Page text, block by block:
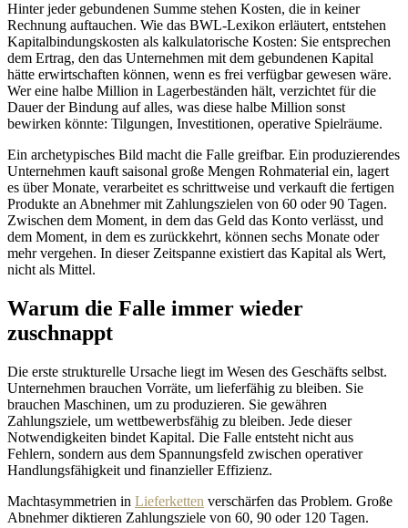
Hinter jeder gebundenen Summe stehen Kosten, die in keiner
Rechnung auftauchen. Wie das BWL-Lexikon erläutert, entstehen
Kapitalbindungskosten als kalkulatorische Kosten: Sie entsprechen
dem Ertrag, den das Unternehmen mit dem gebundenen Kapital
hätte erwirtschaften können, wenn es frei verfügbar gewesen wäre.
Wer eine halbe Million in Lagerbeständen hält, verzichtet für die
Dauer der Bindung auf alles, was diese halbe Million sonst
bewirken könnte: Tilgungen, Investitionen, operative Spielräume.
Ein archetypisches Bild macht die Falle greifbar. Ein produzierendes
Unternehmen kauft saisonal große Mengen Rohmaterial ein, lagert
es über Monate, verarbeitet es schrittweise und verkauft die fertigen
Produkte an Abnehmer mit Zahlungszielen von 60 oder 90 Tagen.
Zwischen dem Moment, in dem das Geld das Konto verlässt, und
dem Moment, in dem es zurückkehrt, können sechs Monate oder
mehr vergehen. In dieser Zeitspanne existiert das Kapital als Wert,
nicht als Mittel.
Warum die Falle immer wieder
zuschnappt
Die erste strukturelle Ursache liegt im Wesen des Geschäfts selbst.
Unternehmen brauchen Vorräte, um lieferfähig zu bleiben. Sie
brauchen Maschinen, um zu produzieren. Sie gewähren
Zahlungsziele, um wettbewerbsfähig zu bleiben. Jede dieser
Notwendigkeiten bindet Kapital. Die Falle entsteht nicht aus
Fehlern, sondern aus dem Spannungsfeld zwischen operativer
Handlungsfähigkeit und finanzieller Effizienz.
Machtasymmetrien in Lieferketten verschärfen das Problem. Große
Abnehmer diktieren Zahlungsziele von 60, 90 oder 120 Tagen.